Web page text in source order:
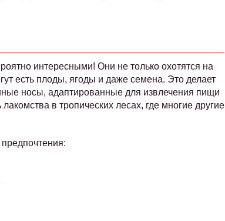
интересными! Они не только охотятся на
есть плоды, ягоды и даже семена. Это делает
носы, адаптированные для извлечения пищи
в тропических лесах, где многие другие